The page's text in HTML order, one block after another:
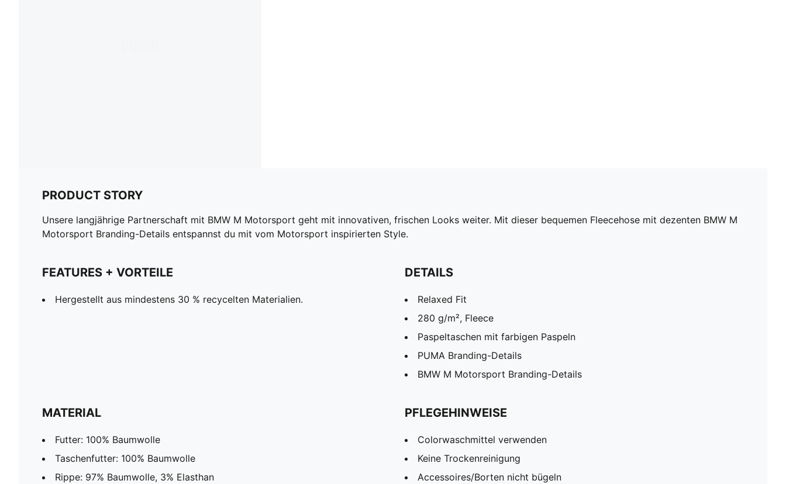
PRODUCT STORY
Unsere langjährige Partnerschaft mit BMW M Motorsport geht mit innovativen, frischen Looks weiter. Mit dieser bequemen Fleecehose mit dezenten BMW M
Motorsport Branding-Details entspannst du mit vom Motorsport inspirierten Style.
FEATURES + VORTEILE
Hergestellt aus mindestens 30 % recycelten Materialien.
DETAILS
Relaxed Fit
280 g/m², Fleece
Paspeltaschen mit farbigen Paspeln
PUMA Branding-Details
BMW M Motorsport Branding-Details
MATERIAL
Futter: 100% Baumwolle
Taschenfutter: 100% Baumwolle
Rippe: 97% Baumwolle, 3% Elasthan
PFLEGEHINWEISE
Colorwaschmittel verwenden
Keine Trockenreinigung
Accessoires/Borten nicht bügeln